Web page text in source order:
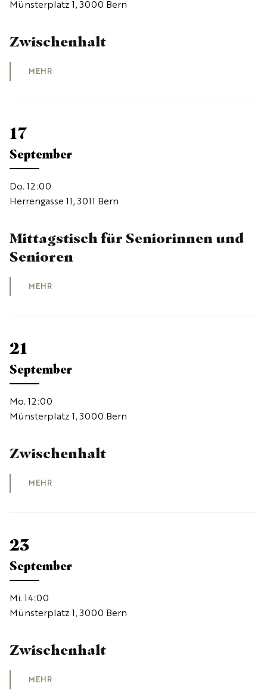
Münsterplatz 1, 3000 Bern
Zwischenhalt
MEHR
17
September
Do. 12:00
Herrengasse 11, 3011 Bern
Mittagstisch für Seniorinnen und
Senioren
MEHR
21
September
Mo. 12:00
Münsterplatz 1, 3000 Bern
Zwischenhalt
MEHR
23
September
Mi. 14:00
Münsterplatz 1, 3000 Bern
Zwischenhalt
MEHR